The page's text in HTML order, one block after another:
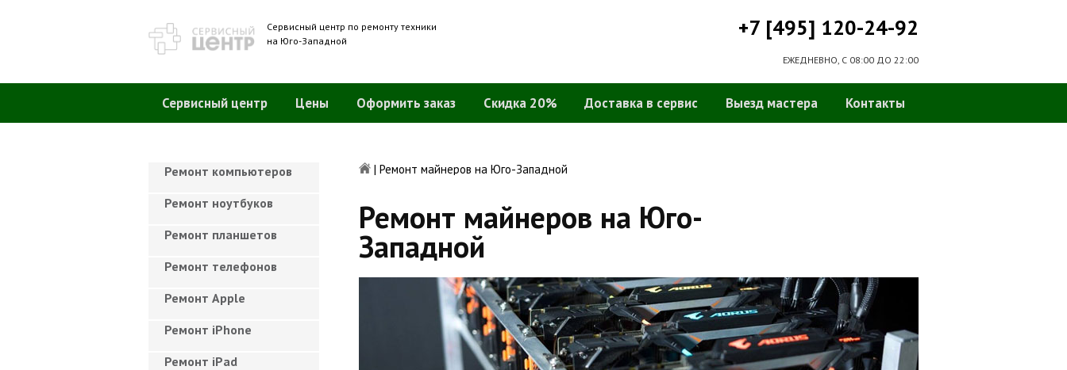
Сервисный центр по ремонту техники
на Юго-Западной
+7 [495] 120-24-92
ЕЖЕДНЕВНО, С 08:00 ДО 22:00
Сервисный центр Цены Оформить заказ Скидка 20% Доставка в сервис Выезд мастера Контакты
| Ремонт майнеров на Юго-Западной
Ремонт майнеров на Юго-
Западной
Ремонт компьютеров
Ремонт ноутбуков
Ремонт планшетов
Ремонт телефонов
Ремонт Apple
Ремонт iPhone
Ремонт iPad